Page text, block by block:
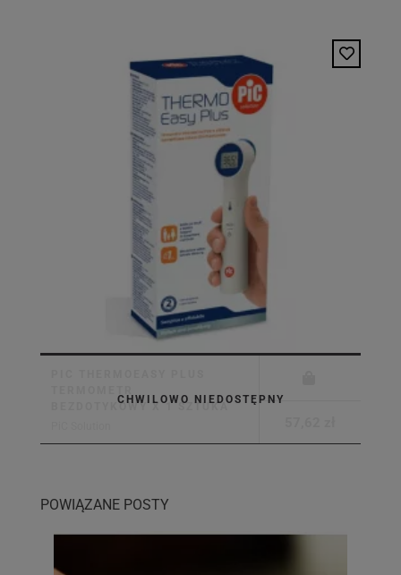
CHWILOWO NIEDOSTĘPNY
BEZDOTYKOWY X 1 SZTUKA
POWIĄZANE POSTY